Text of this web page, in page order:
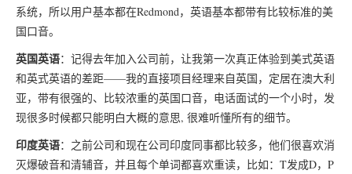
系统，所以用户基本都在Redmond，英语基本都带有比较标准的美
国口音。
英国英语：记得去年加入公司前，让我第一次真正体验到美式英语
和英式英语的差距——我的直接项目经理来自英国，定居在澳大利
亚，带有很强的、比较浓重的英国口音，电话面试的一个小时，发
现很多时候都只能明白大概的意思, 很难听懂所有的细节。
印度英语：之前公司和现在公司印度同事都比较多，他们很喜欢消
灭爆破音和清辅音，并且每个单词都喜欢重读，比如：T发成D，P